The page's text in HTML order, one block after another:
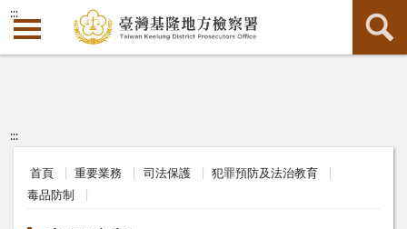
:::
:::
首頁 重要業務 司法保護
犯罪預防及法治教育
毒品防制